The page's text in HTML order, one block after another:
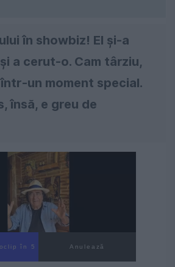
în showbiz! El și-a
a cerut-o. Cam târziu,
un moment special.
însă, e greu de
în 4 Anulează